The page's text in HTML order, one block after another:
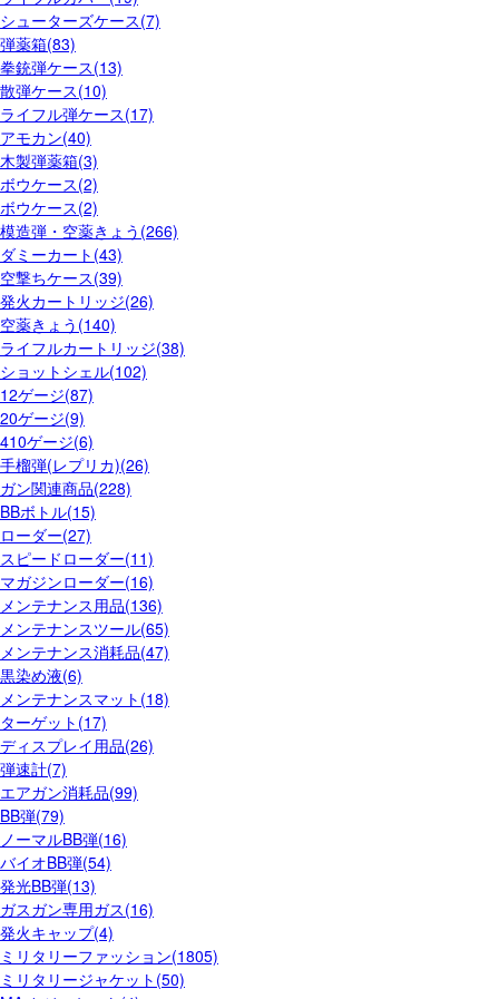
シューターズケース(7)
弾薬箱(83)
拳銃弾ケース(13)
散弾ケース(10)
ライフル弾ケース(17)
アモカン(40)
木製弾薬箱(3)
ボウケース(2)
ボウケース(2)
模造弾・空薬きょう(266)
ダミーカート(43)
空撃ちケース(39)
発火カートリッジ(26)
空薬きょう(140)
ライフルカートリッジ(38)
ショットシェル(102)
12ゲージ(87)
20ゲージ(9)
410ゲージ(6)
手榴弾(レプリカ)(26)
ガン関連商品(228)
BBボトル(15)
ローダー(27)
スピードローダー(11)
マガジンローダー(16)
メンテナンス用品(136)
メンテナンスツール(65)
メンテナンス消耗品(47)
黒染め液(6)
メンテナンスマット(18)
ターゲット(17)
ディスプレイ用品(26)
弾速計(7)
エアガン消耗品(99)
BB弾(79)
ノーマルBB弾(16)
バイオBB弾(54)
発光BB弾(13)
ガスガン専用ガス(16)
発火キャップ(4)
ミリタリーファッション(1805)
ミリタリージャケット(50)